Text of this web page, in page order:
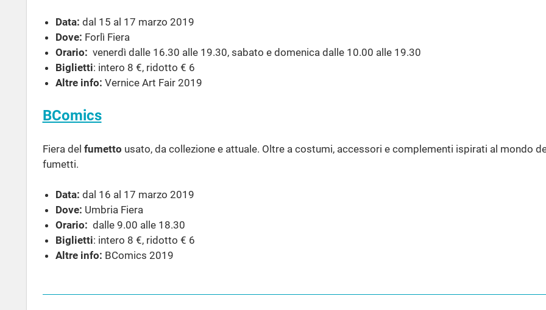
Data: dal 15 al 17 marzo 2019
Dove: Forlì Fiera
Orario: venerdì dalle 16.30 alle 19.30, sabato e domenica dalle 10.00 alle 19.30
Biglietti: intero 8 €, ridotto € 6
Altre info: Vernice Art Fair 2019
BComics
Fiera del fumetto usato, da collezione e attuale. Oltre a costumi, accessori e complementi ispirati al mondo
fumetti.
Data: dal 16 al 17 marzo 2019
Dove: Umbria Fiera
Orario: dalle 9.00 alle 18.30
Biglietti: intero 8 €, ridotto € 6
Altre info: BComics 2019